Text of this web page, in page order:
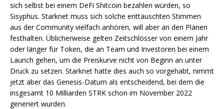
sich selbst bei einem DeFi Shitcoin bezahlen würden, so
Sisyphus. Starknet muss sich solche enttäuschten Stimmen
aus der Community vielfach anhören, will aber an den Plänen
festhalten. Üblicherweise gelten Zeitschlösser von einem Jahr
oder länger für Token, die an Team und Investoren bei einem
Launch gehen, um die Preiskurve nicht von Beginn an unter
Druck zu setzen. Starknet hatte dies auch so vorgehabt, nimmt
jetzt aber das Genesis-Datum als entscheidend, bei dem die
insgesamt 10 Milliarden STRK schon im November 2022
generiert wurden.